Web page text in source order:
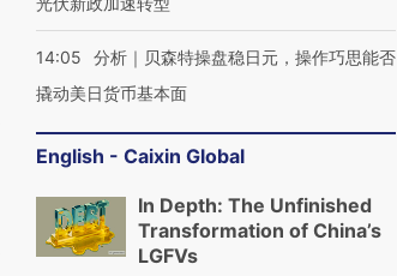
14:05
分析｜贝森特操盘稳日元，操作巧思能否
撬动美日货币基本面
English - Caixin Global
In Depth: The Unfinished
Transformation of China’s
LGFVs